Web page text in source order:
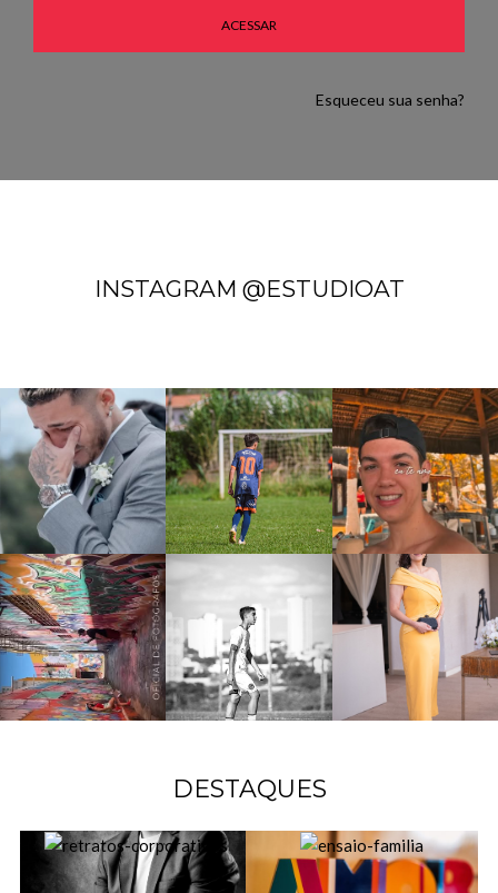
ACESSAR
Esqueceu sua senha?
INSTAGRAM @ESTUDIOAT
DESTAQUES